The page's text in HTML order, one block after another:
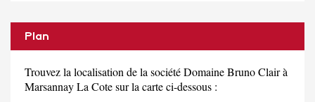
Plan
Trouvez la localisation de la société Domaine Bruno Clair à
Marsannay La Cote sur la carte ci-dessous :